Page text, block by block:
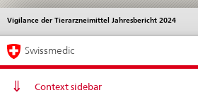
Direktnavigation
News,
Rechtsgrundlagen,
Kontakt
News & Updates
Vigilance der Tierarzneimittel Jahresbericht 2024
Sprachwahl
Service
Hauptnavigation
Swissmedic
Context sidebar